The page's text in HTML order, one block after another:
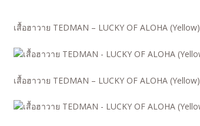
เสื้อฮาวาย TEDMAN – LUCKY OF ALOHA (Yellow)
เสื้อฮาวาย TEDMAN – LUCKY OF ALOHA (Yellow)